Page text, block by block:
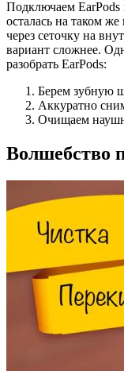
Подключаем EarPods
осталась на таком
через сеточку на
вариант сложнее.
разобрать EarPods:
Берем зубную
Аккуратно
Очищаем
Волшебство